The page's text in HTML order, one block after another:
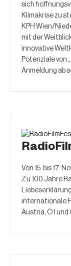
sich
Klimakrise zu
KPH Wien/
mit der
innovative
Potenziale von
Anmeldung ab
Von 15. bis 17.
Zu 100 Jahre
internationale
Austria, Ö1 und